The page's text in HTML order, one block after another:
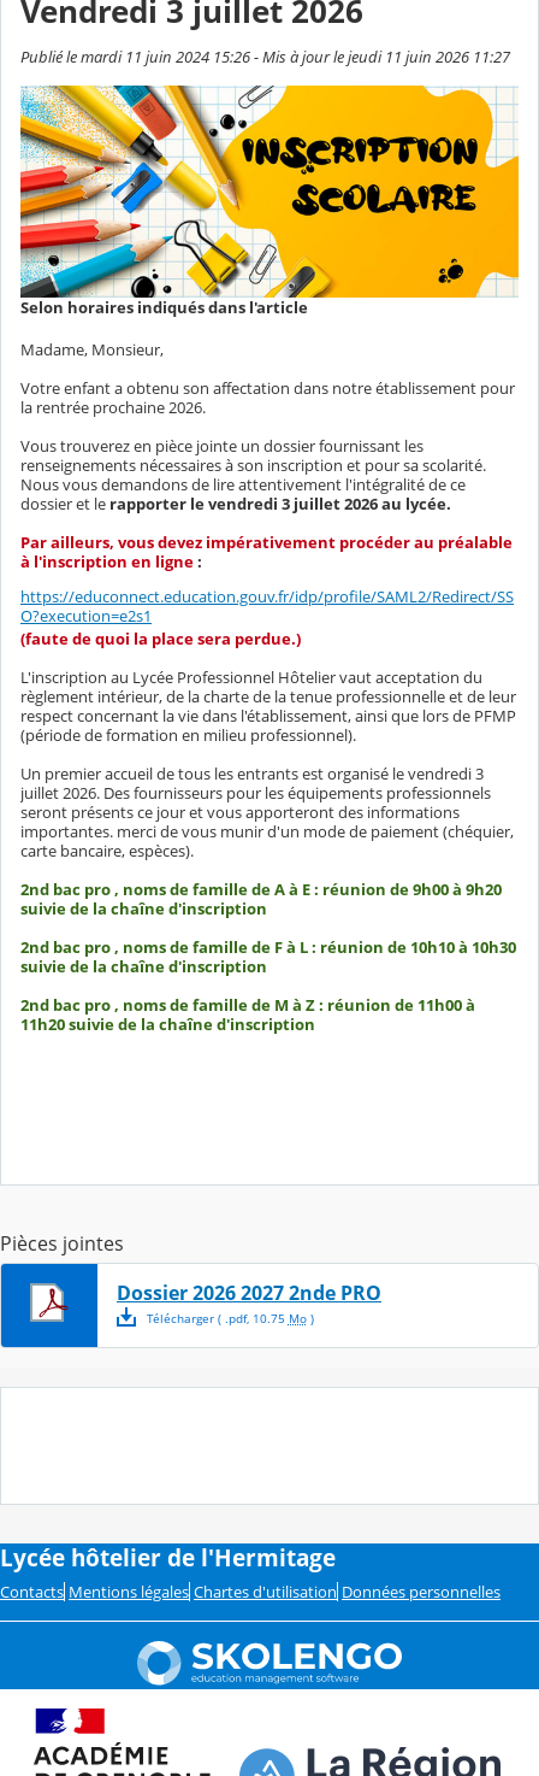
Vendredi 3 juillet 2026
Publié le mardi 11 juin 2024 15:26 - Mis à jour le jeudi 11 juin 2026 11:27
Selon horaires indiqués dans l'article
Madame, Monsieur,
Votre enfant a obtenu son affectation dans notre établissement pour
la rentrée prochaine 2026.
Vous trouverez en pièce jointe un dossier fournissant les
renseignements nécessaires à son inscription et pour sa scolarité.
Nous vous demandons de lire attentivement l'intégralité de ce
dossier et le rapporter le vendredi 3 juillet 2026 au lycée.
Par ailleurs, vous devez impérativement procéder au préalable
à l'inscription en ligne:
https://educonnect.education.gouv.fr/idp/profile/SAML2/Redirect/SS
O?execution=e2s1
(faute de quoi la place sera perdue.)
L'inscription au Lycée Professionnel Hôtelier vaut acceptation du
règlement intérieur, de la charte de la tenue professionnelle et de leur
respect concernant la vie dans l'établissement, ainsi que lors de PFMP
(période de formation en milieu professionnel).
Un premier accueil de tous les entrants est organisé le vendredi 3
juillet 2026. Des fournisseurs pour les équipements professionnels
seront présents ce jour et vous apporteront des informations
importantes. merci de vous munir d'un mode de paiement (chéquier,
carte bancaire, espèces).
2nd bac pro , noms de famille de A à E : réunion de 9h00 à 9h20
suivie de la chaîne d'inscription
2nd bac pro , noms de famille de F à L : réunion de 10h10 à 10h30
suivie de la chaîne d'inscription
2nd bac pro , noms de famille de M à Z : réunion de 11h00 à
11h20 suivie de la chaîne d'inscription
Pièces jointes
Dossier 2026 2027 2nde PRO
Télécharger( .pdf, 10.75 Mo)
Lycée hôtelier de l'Hermitage
Contacts Mentions légales Chartes d'utilisation Données personnelles